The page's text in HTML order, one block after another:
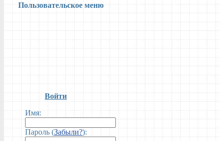
Пользовательское меню
Войти
Имя:
Пароль (Забыли?):